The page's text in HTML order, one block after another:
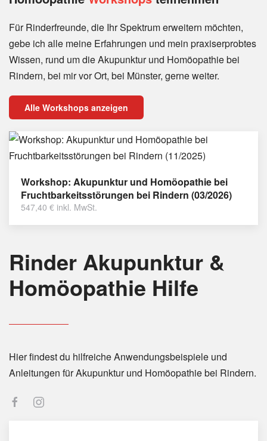
Für Rinderfreunde, die Ihr Spektrum erweitern möchten,
gebe ich alle meine Erfahrungen und mein praxiserprobtes
Wissen, rund um die Akupunktur und Homöopathie bei
Rindern, bei mir vor Ort, bei Münster, gerne weiter.
Alle Workshops anzeigen
Workshop: Akupunktur und Homöopathie bei
Fruchtbarkeitsstörungen bei Rindern (03/2026)
547,40 € inkl. MwSt.
Rinder Akupunktur &
Homöopathie Hilfe
Hier findest du hilfreiche Anwendungsbeispiele und
Anleitungen für Akupunktur und Homöopathie bei Rindern.